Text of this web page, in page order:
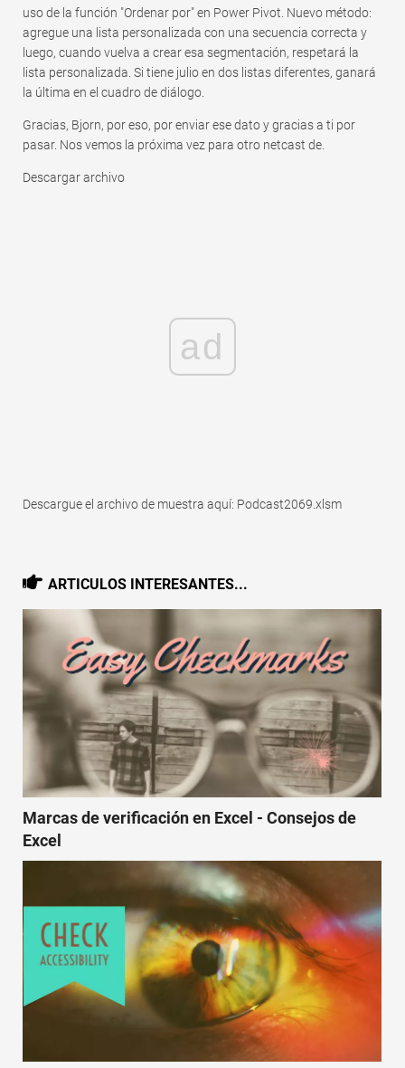
uso de la función "Ordenar por" en Power Pivot. Nuevo método:
agregue una lista personalizada con una secuencia correcta y
luego, cuando vuelva a crear esa segmentación, respetará la
lista personalizada. Si tiene julio en dos listas diferentes, ganará
la última en el cuadro de diálogo.
Gracias, Bjorn, por eso, por enviar ese dato y gracias a ti por
pasar. Nos vemos la próxima vez para otro netcast de.
Descargar archivo
ad
Descargue el archivo de muestra aquí: Podcast2069.xlsm
ARTICULOS INTERESANTES...
Marcas de verificación en Excel - Consejos de
Excel